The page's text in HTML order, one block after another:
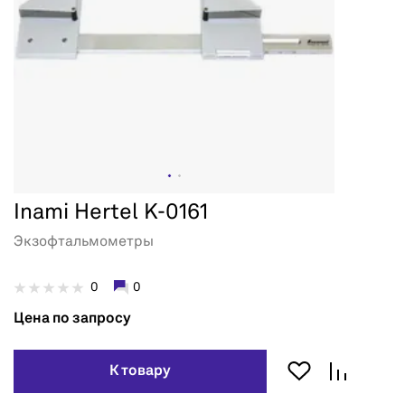
Inami Hertel K-0161
Экзофтальмометры
0 0
Цена по запросу
К товару